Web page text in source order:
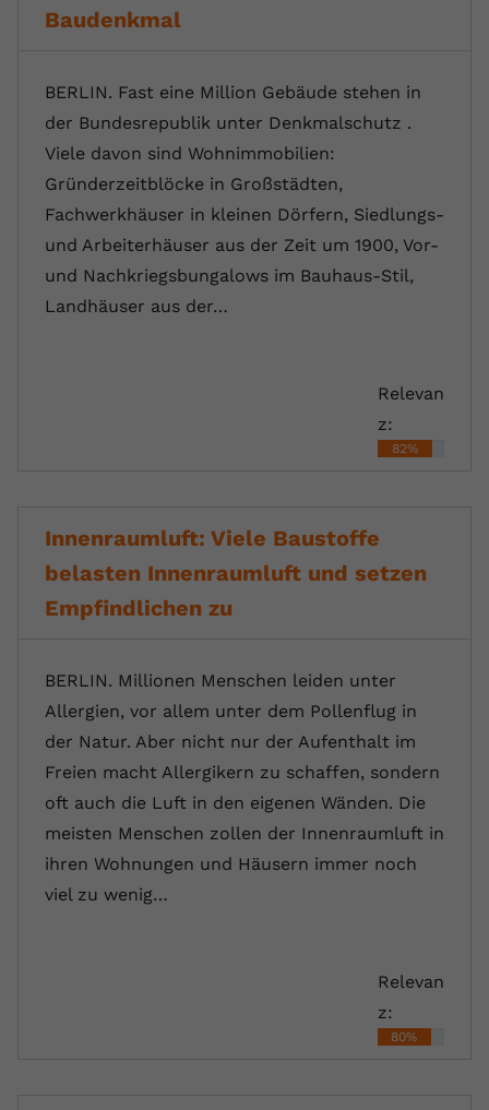
Baudenkmal
BERLIN. Fast eine Million Gebäude stehen in
der Bundesrepublik unter Denkmalschutz .
Viele davon sind Wohnimmobilien:
Gründerzeitblöcke in Großstädten,
Fachwerkhäuser in kleinen Dörfern, Siedlungs-
und Arbeiterhäuser aus der Zeit um 1900, Vor-
und Nachkriegsbungalows im Bauhaus-Stil,
Landhäuser aus der…
Relevan
z:
82%
Innenraumluft: Viele Baustoffe
belasten Innenraumluft und setzen
Empfindlichen zu
BERLIN. Millionen Menschen leiden unter
Allergien, vor allem unter dem Pollenflug in
der Natur. Aber nicht nur der Aufenthalt im
Freien macht Allergikern zu schaffen, sondern
oft auch die Luft in den eigenen Wänden. Die
meisten Menschen zollen der Innenraumluft in
ihren Wohnungen und Häusern immer noch
viel zu wenig…
Relevan
z:
80%